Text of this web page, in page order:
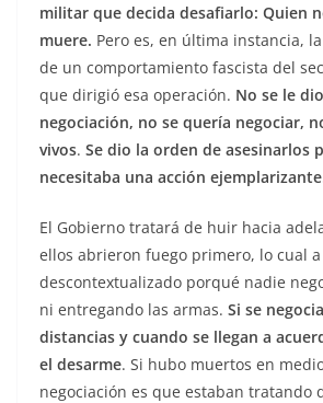
militar que decida desafiarlo: Quien
muere. Pero es, en última instancia,
de un comportamiento fascista del
que dirigió esa operación. No se le
negociación, no se quería negociar,
vivos. Se dio la orden de asesinarlos
necesitaba una acción
El Gobierno tratará de huir hacia
ellos abrieron fuego primero, lo cual
descontextualizado porqué nadie
ni entregando las armas. Si se
distancias y cuando se llegan a
el desarme. Si hubo muertos en
negociación es que estaban tratando